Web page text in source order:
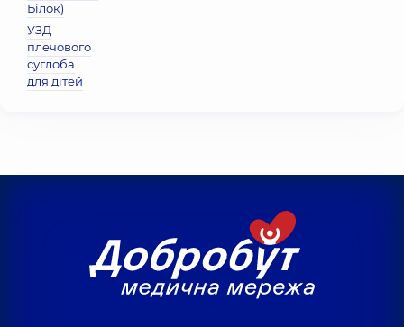
Бiлок)
УЗД
плечового
суглоба
для дітей